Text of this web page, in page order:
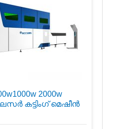
2000w
കട്ടിംഗ് മെഷീൻ